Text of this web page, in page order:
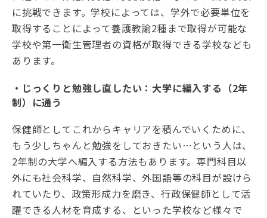
に挑戦できます。学校によっては、学外で必要単位を
取得することによって養護教諭2種まで取得が可能な
学校や第一衛生管理者の資格が取得できる学校なども
あります。
・じっくりと勉強し直したい：大学に編入する（2年
制）に通う
保健師としてこれからキャリアを積んでいくために、
もう少しちゃんと勉強をしておきたい…という人は、
2年制の大学へ編入する方法もあります。専門科目以
外にも社会科学、自然科学、外国語等の科目が設けら
れていたり、政策形成力を磨き、行政保健師として活
躍できる人材を育成する、といった学校など様々で